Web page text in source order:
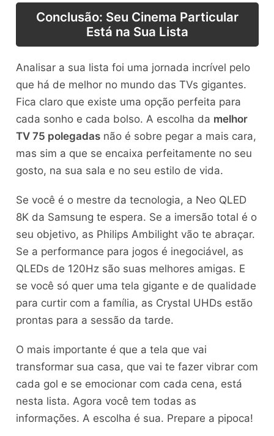
Conclusão: Seu Cinema Particular
Está na Sua Lista
Analisar a sua lista foi uma jornada incrível pelo
que há de melhor no mundo das TVs gigantes.
Fica claro que existe uma opção perfeita para
cada sonho e cada bolso. A escolha da melhor
TV 75 polegadasnão é sobre pegar a mais cara,
mas sim a que se encaixa perfeitamente no seu
gosto, na sua sala e no seu estilo de vida.
Se você é o mestre da tecnologia, a Neo QLED
8K da Samsung te espera. Se a imersão total é o
seu objetivo, as Philips Ambilight vão te abraçar.
Se a performance para jogos é inegociável, as
QLEDs de 120Hz são suas melhores amigas. E
se você só quer uma tela gigante e de qualidade
para curtir com a família, as Crystal UHDs estão
prontas para a sessão da tarde.
O mais importante é que a tela que vai
transformar sua casa, que vai te fazer vibrar com
cada gol e se emocionar com cada cena, está
nesta lista. Agora você tem todas as
informações. A escolha é sua. Prepare a pipoca!